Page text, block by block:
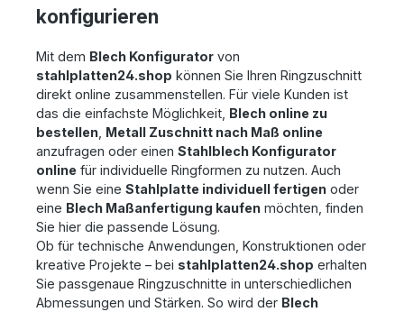
konfigurieren
Mit dem Blech Konfigurator von
stahlplatten24.shop können Sie Ihren Ringzuschnitt
direkt online zusammenstellen. Für viele Kunden ist
das die einfachste Möglichkeit, Blech online zu
bestellen Metall Zuschnitt nach Maß online
anzufragen oder einen Stahlblech Konfigurator
online für individuelle Ringformen zu nutzen. Auch
wenn Sie eine Stahlplatte individuell fertigen oder
eine Blech Maßanfertigung kaufen möchten, finden
Sie hier die passende Lösung.
Ob für technische Anwendungen, Konstruktionen oder
kreative Projekte – bei stahlplatten24.shop erhalten
Sie passgenaue Ringzuschnitte in unterschiedlichen
Abmessungen und Stärken. So wird der Blech